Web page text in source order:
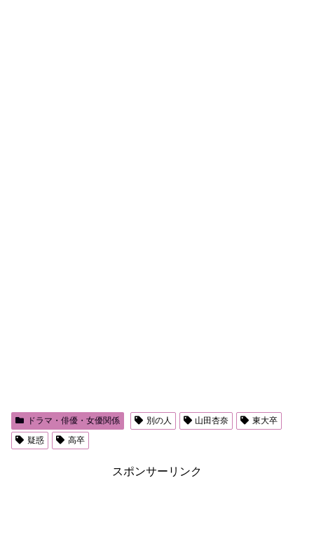
ドラマ・俳優・女優関係 別の人 山田杏奈
東大卒
疑惑
高卒
スポンサーリンク